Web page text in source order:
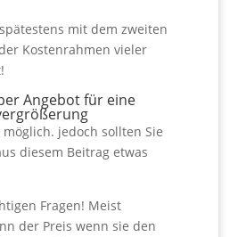
mit dem zweiten
Kostenrahmen vieler
Angebot für eine
jedoch sollten Sie
diesem Beitrag etwas
Fragen! Meist
der Preis wenn sie den